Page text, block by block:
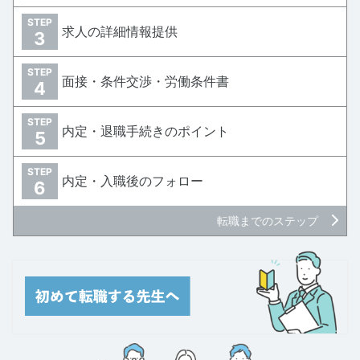
STEP
3 求人の詳細情報提供
STEP
4 面接・条件交渉・労働条件書
STEP
5 内定・退職手続きのポイント
STEP
6 内定・入職後のフォロー
転職までのステップ